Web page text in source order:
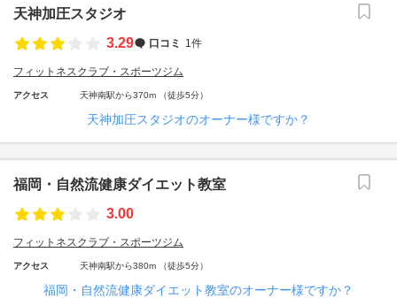
天神加圧スタジオ
3.29
口コミ 1件
フィットネスクラブ・スポーツジム
アクセス 天神南駅から370m （徒歩5分）
天神加圧スタジオのオーナー様ですか？
福岡・自然流健康ダイエット教室
3.00
フィットネスクラブ・スポーツジム
アクセス 天神南駅から380m （徒歩5分）
福岡・自然流健康ダイエット教室のオーナー様ですか？